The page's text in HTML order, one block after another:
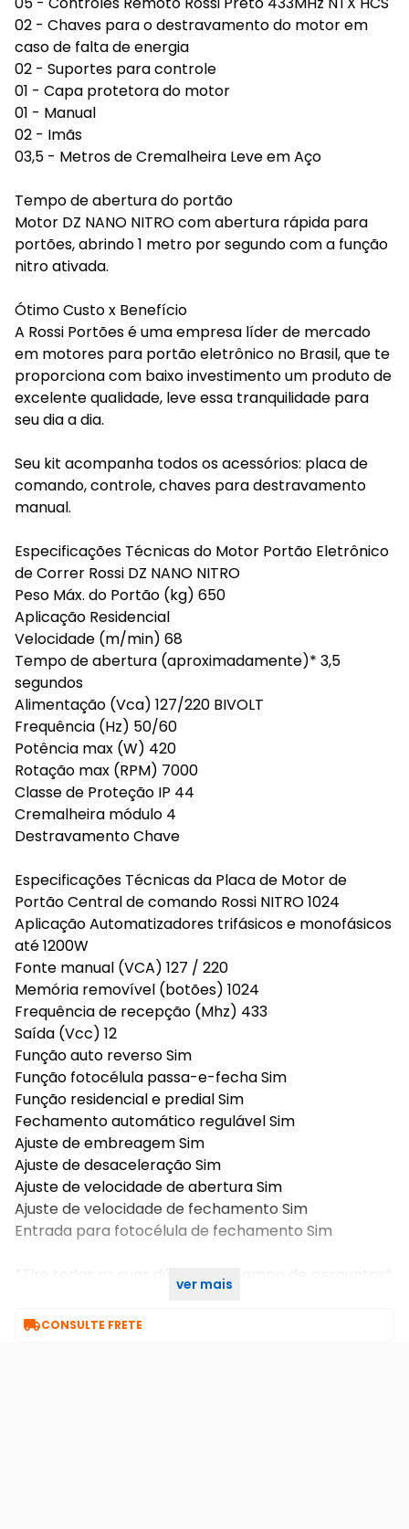
02 - Chaves para o destravamento do motor em
caso de falta de energia
02 - Suportes para controle
01 - Capa protetora do motor
01 - Manual
02 - Imãs
03,5 - Metros de Cremalheira Leve em Aço
Tempo de abertura do portão
Motor DZ NANO NITRO com abertura rápida para
portões, abrindo 1 metro por segundo com a função
nitro ativada.
Ótimo Custo x Benefício
A Rossi Portões é uma empresa líder de mercado
em motores para portão eletrônico no Brasil, que te
proporciona com baixo investimento um produto de
excelente qualidade, leve essa tranquilidade para
seu dia a dia.
Seu kit acompanha todos os acessórios: placa de
comando, controle, chaves para destravamento
manual.
Especificações Técnicas do Motor Portão Eletrônico
de Correr Rossi DZ NANO NITRO
Peso Máx. do Portão (kg) 650
Aplicação Residencial
Velocidade (m/min) 68
Tempo de abertura (aproximadamente)* 3,5
segundos
Alimentação (Vca) 127/220 BIVOLT
Frequência (Hz) 50/60
Potência max (W) 420
Rotação max (RPM) 7000
Classe de Proteção IP 44
Cremalheira módulo 4
Destravamento Chave
Especificações Técnicas da Placa de Motor de
Portão Central de comando Rossi NITRO 1024
Aplicação Automatizadores trifásicos e monofásicos
até 1200W
Fonte manual (VCA) 127 / 220
Memória removível (botões) 1024
Frequência de recepção (Mhz) 433
Saída (Vcc) 12
Função auto reverso Sim
Função fotocélula passa-e-fecha Sim
Função residencial e predial Sim
Fechamento automático regulável Sim
Ajuste de embreagem Sim
Ajuste de desaceleração Sim
Ajuste de velocidade de abertura Sim
Ajuste de velocidade de fechamento Sim
Entrada para fotocélula de fechamento Sim
*Tire todas as suas dúvidas no campo de perguntas*
ver mais
CONSULTE FRETE